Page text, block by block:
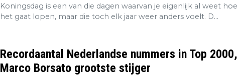
Koningsdag is een van die dagen waarvan je eigenlijk al weet hoe
het gaat lopen, maar die toch elk jaar weer anders voelt. D...
Recordaantal Nederlandse nummers in Top 2000,
Marco Borsato grootste stijger